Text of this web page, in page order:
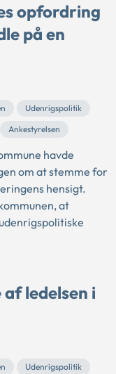
opfordring
på en
Udenrigspolitik
Ankestyrelsen
havde
om at stemme for
hensigt.
at
ledelsen i
Udenrigspolitik